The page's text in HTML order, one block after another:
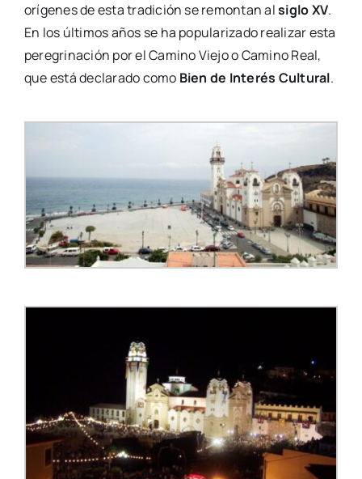
orígenes de esta tradición se remontan alsiglo XV.
En los últimos años se ha popularizado realizar esta
peregrinación por el Camino Viejo o Camino Real,
que está declarado como Bien de Interés Cultural.